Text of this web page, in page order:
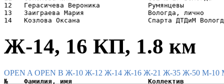
12   Герасичева Вероника            Румянцевы
13   Заиграева Мария                Вологда,
Ж-14, 16 КП, 1.8 км
OPEN A OPEN B Ж-10 Ж-12 Ж-14 Ж-16 Ж-21 Ж-35 Ж-50 М-10